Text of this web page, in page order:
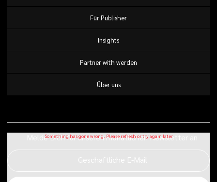
Für Publisher
Insights
Partner with werden
Über uns
Melde Dich für unseren monatlichen Newsletter an
Geschäftliche E-Mail